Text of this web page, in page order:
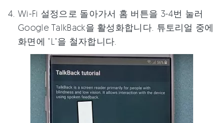
Wi-Fi 설정으로 돌아가서 홈 버튼을 3-4번 눌러
Google TalkBack을 활성화합니다. 튜토리얼 중에
화면에 "L"을 철자합니다.